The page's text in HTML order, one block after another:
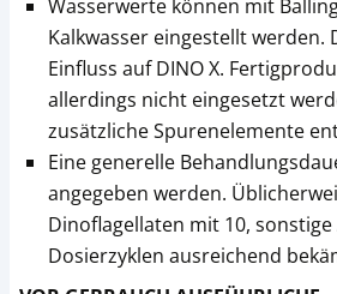
Wasserwerte können mit
Kalkwasser eingestellt werden.
Einfluss auf DINO X.
allerdings nicht eingesetzt
zusätzliche Spurenelemente
Eine generelle
angegeben werden.
Dinoflagellaten mit 10, sonstige
Dosierzyklen ausreichend